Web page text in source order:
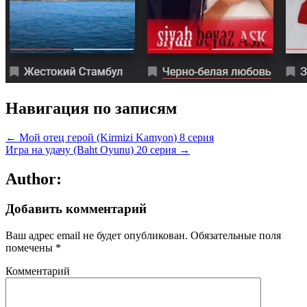
Навигация по записям
← Мой отец герой (Kirmizi Kamyon) 8 серия
Игра на удачу (Baht Oyunu) 20 серия →
Author:
Добавить комментарий
Ваш адрес email не будет опубликован. Обязательные поля
помечены *
Комментарий